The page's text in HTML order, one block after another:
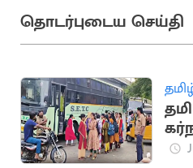
தொடர்புடைய செய்தி